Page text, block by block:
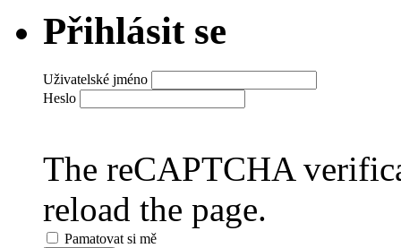
Přihlásit se
Uživatelské jméno
Heslo
The reCAPTCHA
reload the page.
Pamatovat si mě